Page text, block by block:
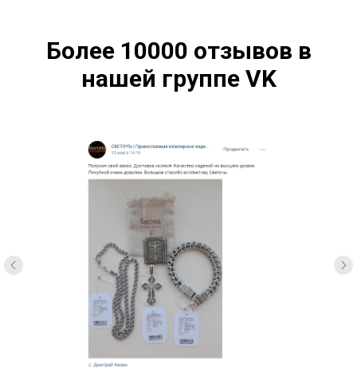
Более 10000 отзывов в
нашей группе VK